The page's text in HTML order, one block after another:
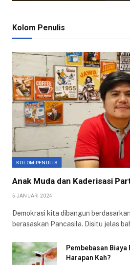
Kolom Penulis
KOLOM PENULIS
Anak Muda dan Kaderisasi
5 JANUARI 2024
Demokrasi kita dibangun
berasaskan Pancasila. Disitu jelas
Pembebasan
Harapan Kah?